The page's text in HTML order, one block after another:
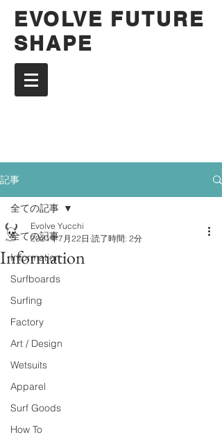
EVOLVE FUTURE
SHAPE
記事
全ての記事
Information
Surfboards
Surfing
Factory
Art / Design
Wetsuits
Apparel
Surf Goods
How To
全ての記事
Information
Evolve Yucchi
2021年7月22日 読了時間: 2分